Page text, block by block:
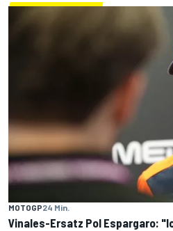
MOTOGP24 Min.
Vinales-Ersatz Pol Espargaro: